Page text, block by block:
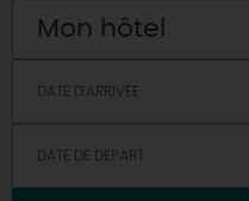
Mon hôtel